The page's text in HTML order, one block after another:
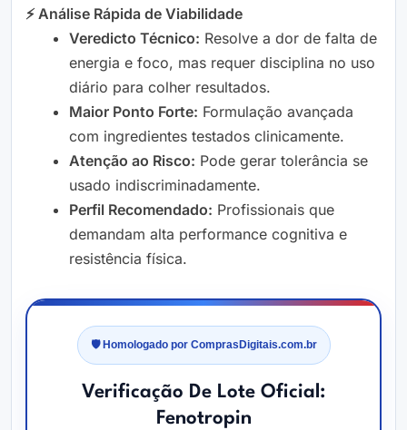
⚡ Análise Rápida de Viabilidade
Veredicto Técnico: Resolve a dor de falta de
energia e foco, mas requer disciplina no uso
diário para colher resultados.
Maior Ponto Forte: Formulação avançada
com ingredientes testados clinicamente.
Atenção ao Risco: Pode gerar tolerância se
usado indiscriminadamente.
Perfil Recomendado: Profissionais que
demandam alta performance cognitiva e
resistência física.
🛡️ Homologado por ComprasDigitais.com.br
Verificação De Lote Oficial:
Fenotropin